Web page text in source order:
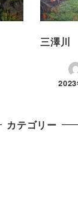
三澤川
カテゴリー